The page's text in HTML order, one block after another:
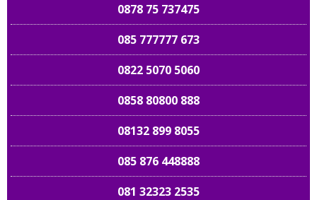
0878 75 737475
085 777777 673
0822 5070 5060
0858 80800 888
08132 899 8055
085 876 448888
081 32323 2535